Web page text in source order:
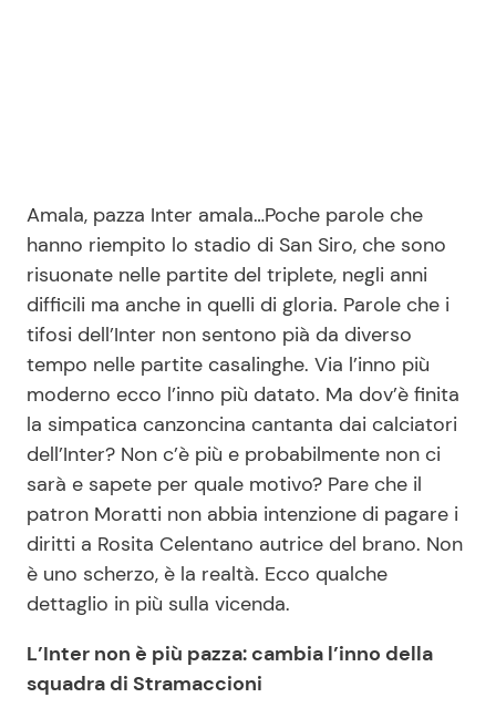
News benessere
Salute
Viaggi e Turismo
Festività
Primi Piatti
Ricette Facili e Veloci
Ricette Feste
Ricette per Bambini
Seguici
Info
Amala, pazza Inter amala…Poche parole che
hanno riempito lo stadio di San Siro, che sono
risuonate nelle partite del triplete, negli anni
difficili ma anche in quelli di gloria. Parole che i
tifosi dell’Inter non sentono pià da diverso
tempo nelle partite casalinghe. Via l’inno più
moderno ecco l’inno più datato. Ma dov’è finita
la simpatica canzoncina cantanta dai calciatori
dell’Inter? Non c’è più e probabilmente non ci
sarà e sapete per quale motivo? Pare che il
patron Moratti non abbia intenzione di pagare i
diritti a Rosita Celentano autrice del brano. Non
è uno scherzo, è la realtà. Ecco qualche
dettaglio in più sulla vicenda.
L’Inter non è più pazza: cambia l’inno della
squadra di Stramaccioni